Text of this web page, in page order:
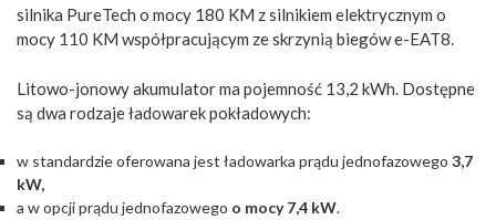
silnika PureTech o mocy 180 KM z silnikiem elektrycznym o
mocy 110 KM współpracującym ze skrzynią biegów e-EAT8.
Litowo-jonowy akumulator ma pojemność 13,2 kWh. Dostępne
są dwa rodzaje ładowarek pokładowych:
w standardzie oferowana jest ładowarka prądu jednofazowego 3,7
kW,
a w opcji prądu jednofazowego o mocy 7,4 kW.